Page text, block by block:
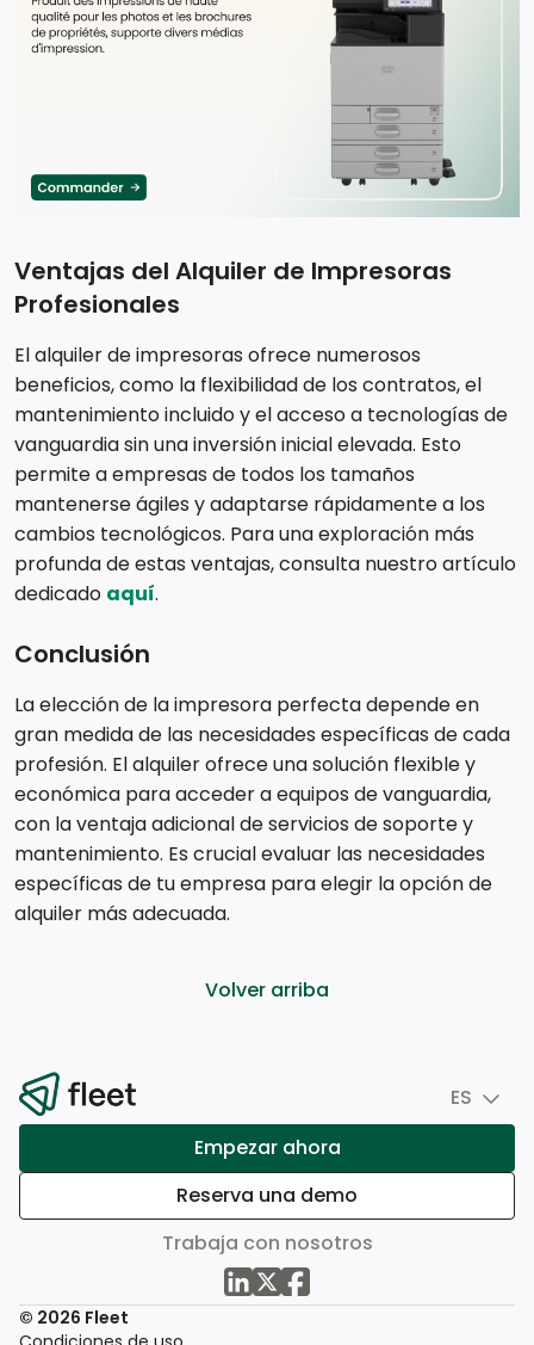
Ventajas del Alquiler de Impresoras
Profesionales
El alquiler de impresoras ofrece numerosos
beneficios, como la flexibilidad de los contratos, el
mantenimiento incluido y el acceso a tecnologías de
vanguardia sin una inversión inicial elevada. Esto
permite a empresas de todos los tamaños
mantenerse ágiles y adaptarse rápidamente a los
cambios tecnológicos. Para una exploración más
profunda de estas ventajas, consulta nuestro artículo
dedicado aquí.
Conclusión
La elección de la impresora perfecta depende en
gran medida de las necesidades específicas de cada
profesión. El alquiler ofrece una solución flexible y
económica para acceder a equipos de vanguardia,
con la ventaja adicional de servicios de soporte y
mantenimiento. Es crucial evaluar las necesidades
específicas de tu empresa para elegir la opción de
alquiler más adecuada.
Volver arriba
ES
Empezar ahora
Reserva una demo
Trabaja con nosotros
© 2026 Fleet